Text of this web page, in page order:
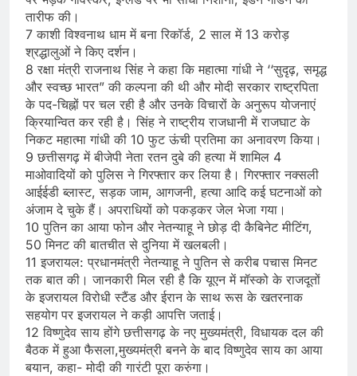
तारीफ की।
7 काशी विश्‍वनाथ धाम में बना रिकॉर्ड, 2 साल में 13 करोड़
श्रद्धालुओं ने किए दर्शन।
8 रक्षा मंत्री राजनाथ सिंह ने कहा कि महात्मा गांधी ने ‘‘सुदृढ़, समृद्ध
और स्वच्छ भारत” की कल्पना की थी और मोदी सरकार राष्ट्रपिता
के पद-चिह्नों पर चल रही है और उनके विचारों के अनुरूप योजनाएं
क्रियान्वित कर रही है। सिंह ने राष्ट्रीय राजधानी में राजघाट के
निकट महात्मा गांधी की 10 फुट ऊंची प्रतिमा का अनावरण किया।
9 छत्तीसगढ़ में बीजेपी नेता रतन दुबे की हत्या में शामिल 4
माओवादियों को पुलिस ने गिरफ्तार कर लिया है। गिरफ्तार नक्सली
आईईडी ब्लास्ट, सड़क जाम, आगजनी, हत्या आदि कई घटनाओं को
अंजाम दे चुके हैं। अपराधियों को पकड़कर जेल भेजा गया।
10 पुतिन का आया फोन और नेतन्याहू ने छोड़ दी कैबिनेट मीटिंग,
50 मिनट की बातचीत से दुनिया में खलबली।
11 इजरायल: प्रधानमंत्री नेतन्याहू ने पुतिन से करीब पचास मिनट
तक बात की। जानकारी मिल रही है कि यूएन में मॉस्को के राजदूतों
के इजरायल विरोधी स्टैंड और ईरान के साथ रूस के खतरनाक
सहयोग पर इजरायल ने कड़ी आपत्ति जताई।
12 विष्णुदेव साय होंगे छत्तीसगढ़ के नए मुख्यमंत्री, विधायक दल की
बैठक में हुआ फैसला,मुख्यमंत्री बनने के बाद विष्णुदेव साय का आया
बयान, कहा- मोदी की गारंटी पूरा करुंगा।